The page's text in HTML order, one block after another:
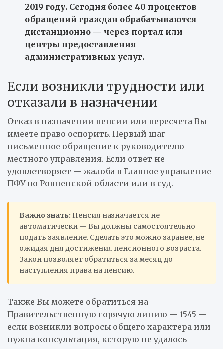
2019 году. Сегодня более 40 процентов
обращений граждан обрабатываются
дистанционно — через портал или
центры предоставления
административных услуг.
Если возникли трудности или
отказали в назначении
Отказ в назначении пенсии или пересчета Вы
имеете право оспорить. Первый шаг —
письменное обращение к руководителю
местного управления. Если ответ не
удовлетворяет — жалоба в Главное управление
ПФУ по Ровненской области или в суд.
Важно знать: Пенсия назначается не
автоматически — Вы должны самостоятельно
подать заявление. Сделать это можно заранее, не
ожидая дня достижения пенсионного возраста.
Закон позволяет обратиться за месяц до
наступления права на пенсию.
Также Вы можете обратиться на
Правительственную горячую линию — 1545 —
если возникли вопросы общего характера или
нужна консультация, которую не удалось